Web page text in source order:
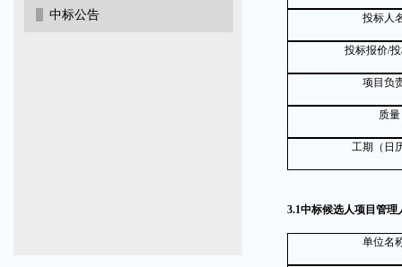
中标公告 投标人
投标报价/
项目负
质量
工期（日
3.1中标候选人项目管理
单位名